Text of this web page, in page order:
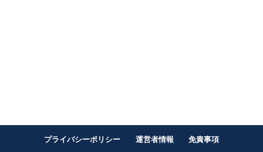
プライバシーポリシー 運営者情報 免責事項